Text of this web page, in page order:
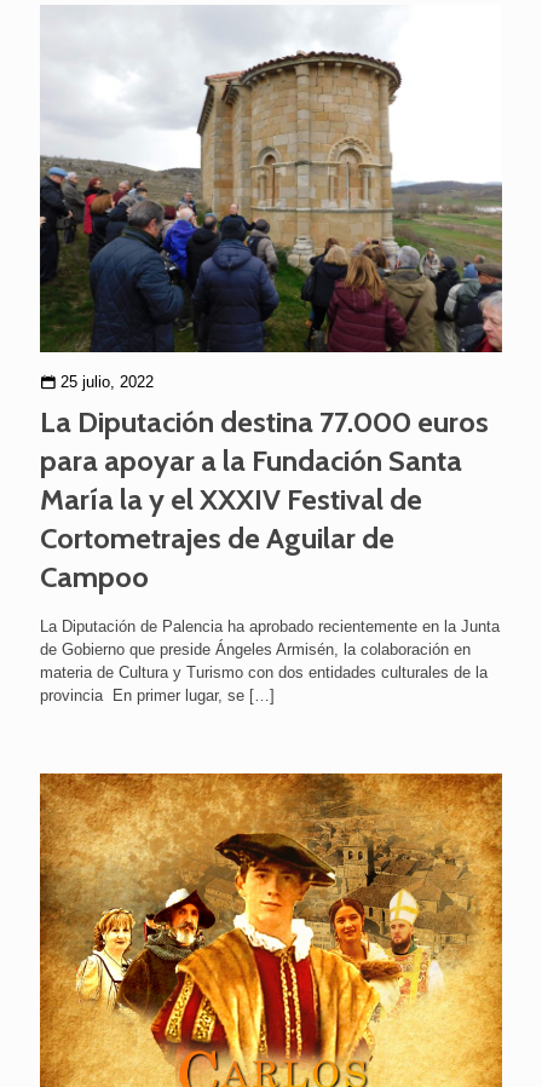
25 julio, 2022
La Diputación destina 77.000 euros
para apoyar a la Fundación Santa
María la y el XXXIV Festival de
Cortometrajes de Aguilar de
Campoo
La Diputación de Palencia ha aprobado recientemente en la Junta
de Gobierno que preside Ángeles Armisén, la colaboración en
materia de Cultura y Turismo con dos entidades culturales de la
provincia En primer lugar, se […]